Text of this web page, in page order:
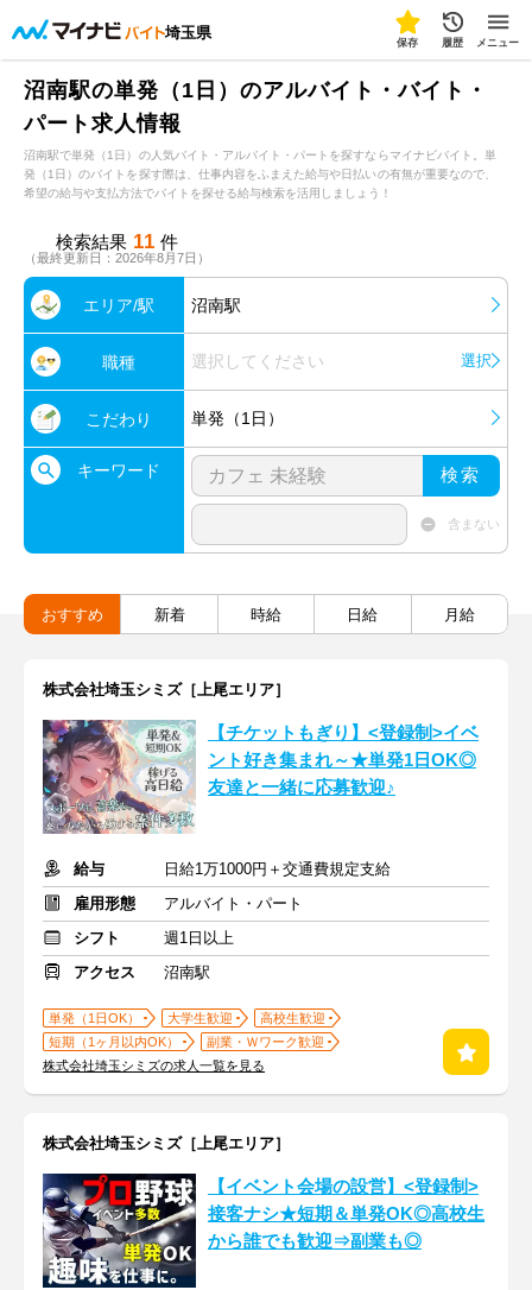
埼玉県
保存 履歴 メニュー
沼南駅の単発（1日）のアルバイト・バイト・
パート求人情報
沼南駅で単発（1日）の人気バイト・アルバイト・パートを探すならマイナビバイト。単
発（1日）のバイトを探す際は、仕事内容をふまえた給与や日払いの有無が重要なので、
希望の給与や支払方法でバイトを探せる給与検索を活用しましょう！
検索結果 11 件
（最終更新日：2026年8月7日）
エリア/駅 沼南駅
職種 選択してください 選択
こだわり 単発（1日）
キーワード 検索
含まない
おすすめ 新着 時給 日給 月給
株式会社埼玉シミズ［上尾エリア］
【チケットもぎり】<登録制>イベ
ント好き集まれ～★単発1日OK◎
友達と一緒に応募歓迎♪
給与
日給1万1000円＋交通費規定支給
雇用形態
アルバイト・パート
シフト
週1日以上
アクセス
沼南駅
単発（1日OK） 大学生歓迎
高校生歓迎
短期（1ヶ月以内OK）
副業・Ｗワーク歓迎
株式会社埼玉シミズの求人一覧を見る
株式会社埼玉シミズ［上尾エリア］
【イベント会場の設営】<登録制>
接客ナシ★短期＆単発OK◎高校生
から誰でも歓迎⇒副業も◎